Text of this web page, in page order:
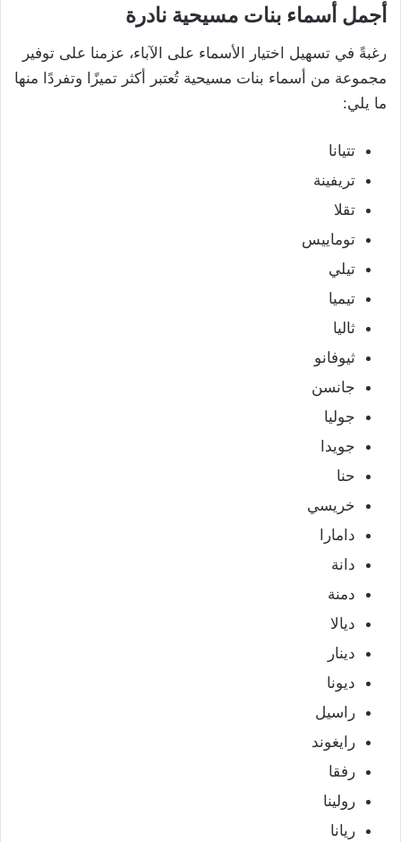
أجمل أسماء بنات مسيحية نادرة
رغبةً في تسهيل اختيار الأسماء على الآباء، عزمنا على توفير
مجموعة من أسماء بنات مسيحية تُعتبر أكثر تميزًا وتفردًا منها
ما يلي:
تتيانا
تريفينة
تقلا
توماييس
تيلي
تيميا
ثاليا
ثيوفانو
جانسن
جوليا
جويدا
حنا
خريسي
دامارا
دانة
دمنة
ديالا
دينار
ديونا
راسيل
رايغوند
رفقا
رولينا
ريانا